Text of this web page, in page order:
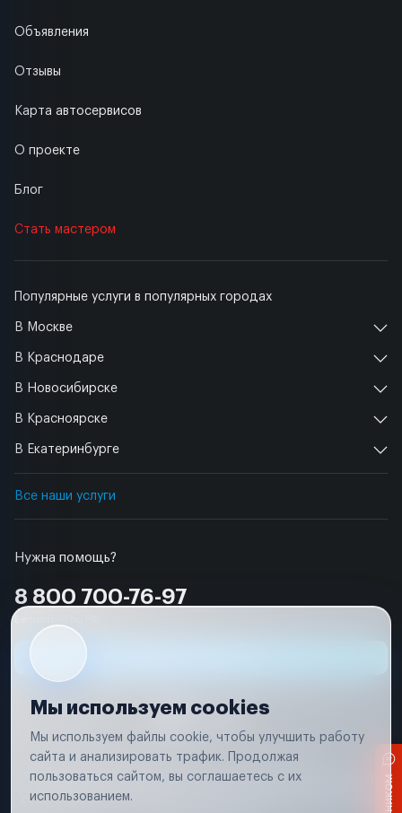
Нужна помощь?
8 800 700-76-97
Популярные услуги в популярных городах
В Москве
В Краснодаре
В Новосибирске
В Красноярске
В Екатеринбурге
Все наши услуги
Объявления
Отзывы
Карта автосервисов
О проекте
Блог
Стать мастером
Условия использования
Удаление аккаунта
Вся информация, представленная на сайте, носит исключительно
соответствии с положениями статьи 437 (п. 2) Гражданского кодекса
Мы используем cookies
Мы используем файлы cookie, чтобы улучшить работу
сайта и анализировать трафик. Продолжая
пользоваться сайтом, вы соглашаетесь с их
использованием.